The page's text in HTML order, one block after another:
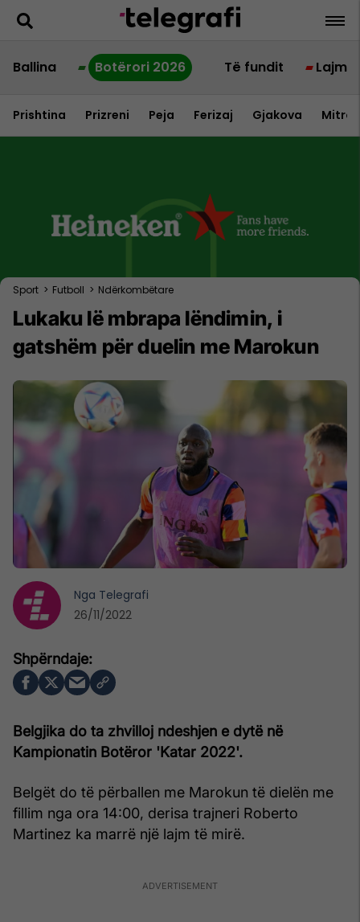
Ballina Botërori 2026 Të fundit Lajme
Prishtina Prizreni Peja Ferizaj Gjakova
Sport > Futboll > Ndërkombëtare
Lukaku lë mbrapa lëndimin, i
gatshëm për duelin me Marokun
Belgjika do ta zhvilloj ndeshjen e dytë në
Kampionatin Botëror 'Katar 2022'.
Belgët do të përballen me Marokun të dielën me
fillim nga ora 14:00, derisa trajneri Roberto
Martinez ka marrë një lajm të mirë.
Nga Telegrafi
26/11/2022